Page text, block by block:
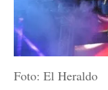
Foto: El Heraldo